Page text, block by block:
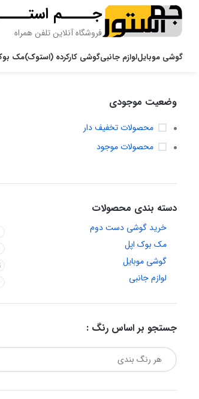
جـــــم
فروشگاه آنلاین تلفن همراه
گوشی موبایللوازم جانبیگوشی کارکرده (استوک)مک
وضعیت موجودی
محصولات تخفیف دار
محصولات موجود
دسته بندی محصولات
خرید گوشی دست دوم
مک بوک اپل
گوشی موبایل
لوازم جانبی
جستجو بر اساس رنگ :
هر رنگ بندی